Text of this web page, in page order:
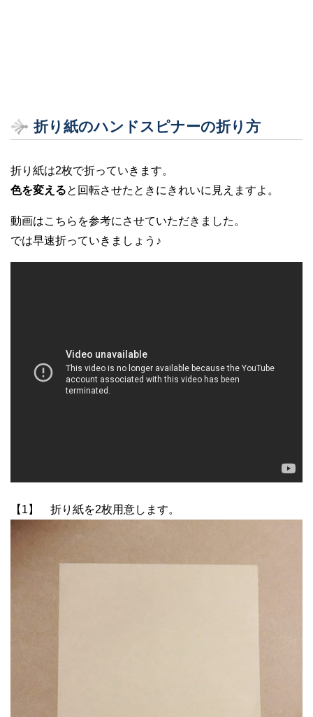
折り紙のハンドスピナーの折り方
折り紙は2枚で折っていきます。
色を変えると回転させたときにきれいに見えますよ。
動画はこちらを参考にさせていただきました。
では早速折っていきましょう♪
【1】 折り紙を2枚用意します。